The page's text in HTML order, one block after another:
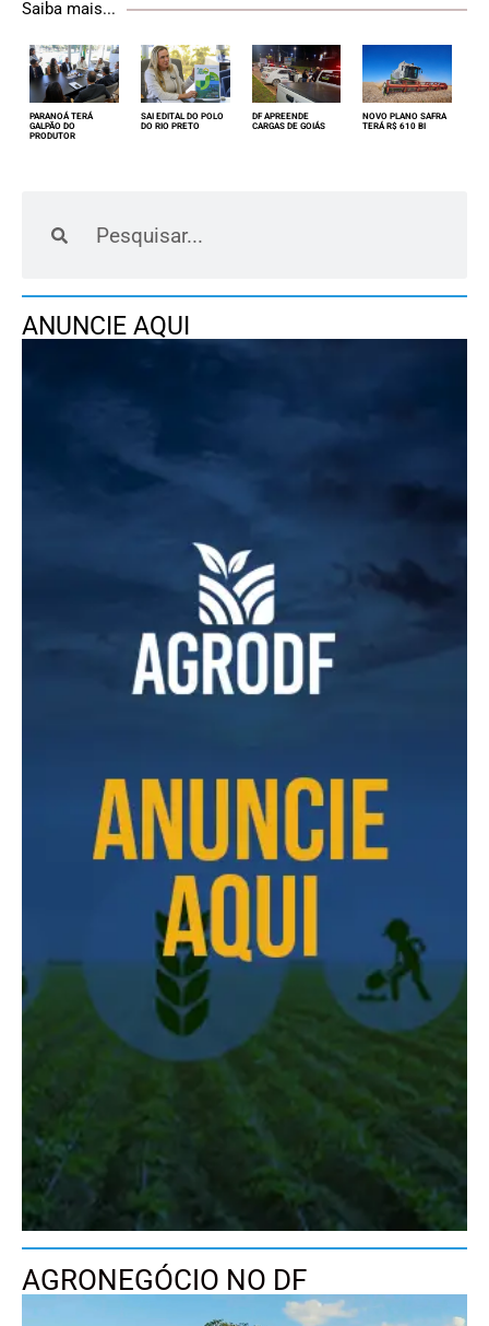
Saiba mais...
PARANOÁ TERÁ
GALPÃO DO
PRODUTOR
SAI EDITAL DO POLO
DO RIO PRETO
DF APREENDE
CARGAS DE GOIÁS
NOVO PLANO SAFRA
TERÁ R$ 610 BI
ANUNCIE AQUI
AGRONEGÓCIO NO DF